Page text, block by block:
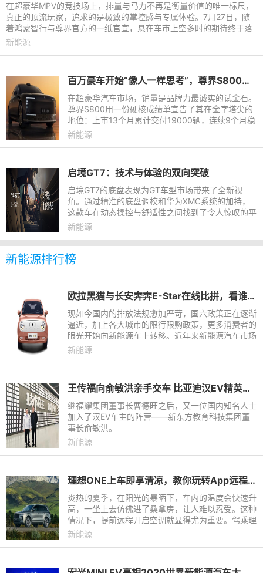
在超豪华MPV的竞技场上，排量与马力不再是衡量价值的唯一标尺，
真正的顶流玩家，追求的是极致的掌控感与专属体验。7月27日，随
着鸿蒙智行与尊界官方的一纸官宣，悬在车市上空多时的期待终于落
地，尊界时代旗舰MPV将于
新能源
百万豪车开始“像人一样思考”，尊界S800首发ADS 5实测见真章
在超豪华汽车市场，销量是品牌力最诚实的试金石。
尊界S800用一份硬核成绩单宣告了其在金字塔尖的
地位：上市13个月累计交付19000辆，连续9个月稳
居百万豪车销量冠军。但这远非故事的全部。当华为
新能源
启境GT7：技术与体验的双向突破
启境GT7的底盘表现为GT车型市场带来了全新视
角。通过精准的底盘调校和华为XMC系统的加持，
这款车在动态操控与舒适性之间找到了令人惊叹的平
衡。无论是日常驾驶还是极限操控，启境GT7都能为
新能源
新能源排行榜
欧拉黑猫与长安奔奔E-Star在线比拼，看谁技高一筹？
现如今国内的排放法规愈加严苛，国六政策正在逐渐
逼近，加上各大城市的限行限购政策，更多消费者的
眼光开始向新能源车上转移。近年来新能源汽车市场
也在飞速发展，从微型车到紧凑型车再到中大型SUV
新能源
王传福向俞敏洪亲手交车 比亚迪汉EV精英车主阵营再壮大
继福耀集团董事长曹德旺之后，又一位国内知名人士
加入了汉EV车主的阵营——新东方教育科技集团董
事长俞敏洪。
新能源
理想ONE上车即享清凉，教你玩转App远程控制空调
炎热的夏季，在阳光的暴晒下，车内的温度会快速升
高，一坐上去仿佛进了桑拿房，让人难以忍受。这种
情况下，提前远程开启空调就显得尤为重要。驾乘理
想ONE，不惧高温酷暑，夏季每一次出行，都从清
新能源